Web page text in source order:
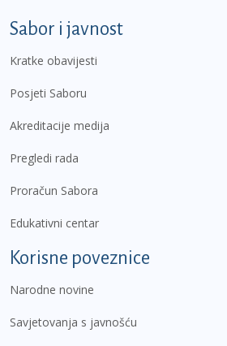
Sabor i javnost
Kratke obavijesti
Posjeti Saboru
Akreditacije medija
Pregledi rada
Proračun Sabora
Edukativni centar
Korisne poveznice
Narodne novine
Savjetovanja s javnošću